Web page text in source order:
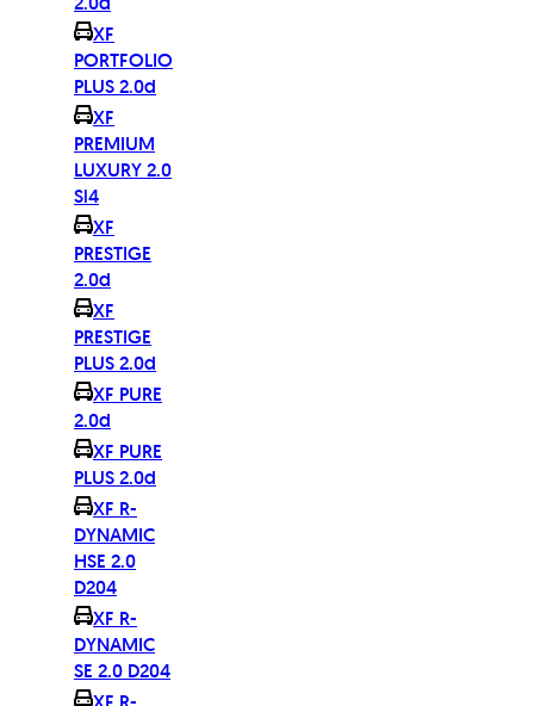
XF
PORTFOLIO
PLUS 2.0d
XF
PREMIUM
LUXURY 2.0
Si4
XF
PRESTIGE
2.0d
XF
PRESTIGE
PLUS 2.0d
XF PURE
2.0d
XF PURE
PLUS 2.0d
XF R-
DYNAMIC
HSE 2.0
D204
XF R-
DYNAMIC
SE 2.0 D204